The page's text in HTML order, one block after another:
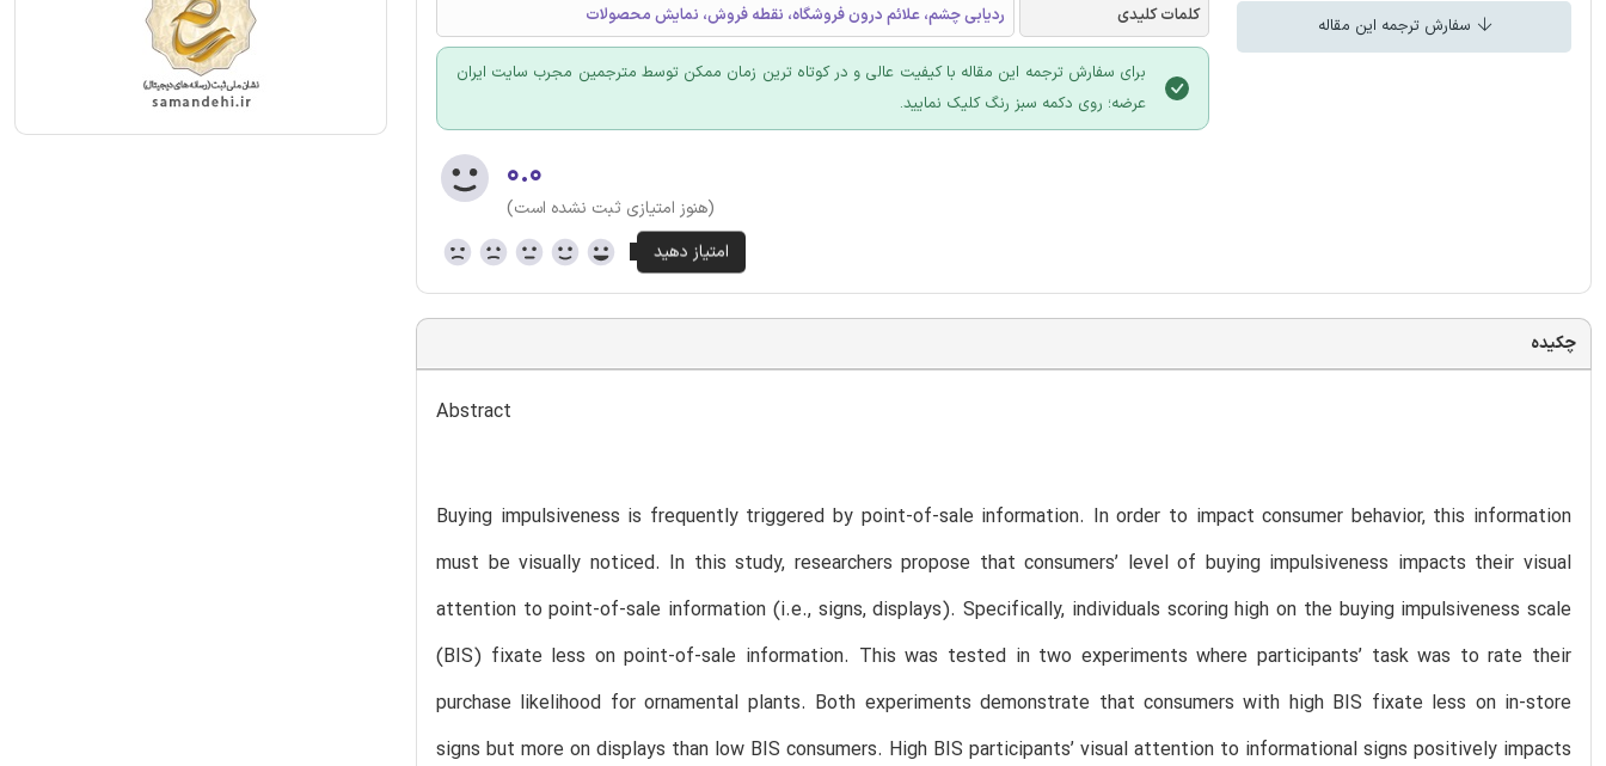
سفارش ترجمه این مقاله
کلمات کلیدی
ردیابی چشم، علائم درون فروشگاه، نقطه فروش، نمایش محصولات
برای سفارش ترجمه این مقاله با کیفیت عالی و در کوتاه ترین زمان ممکن توسط مترجمین مجرب سایت ایران
عرضه؛ روی دکمه سبز رنگ کلیک نمایید.
۰.۰
(هنوز امتیازی ثبت نشده است)
چکیده
Abstract
Buying impulsiveness is frequently triggered by point-of-sale information. In order to impact consumer behavior, this information
must be visually noticed. In this study, researchers propose that consumers’ level of buying impulsiveness impacts their visual
attention to point-of-sale information (i.e., signs, displays). Specifically, individuals scoring high on the buying impulsiveness scale
(BIS) fixate less on point-of-sale information. This was tested in two experiments where participants’ task was to rate their
purchase likelihood for ornamental plants. Both experiments demonstrate that consumers with high BIS fixate less on in-store
signs but more on displays than low BIS consumers. High BIS participants’ visual attention to informational signs positively impacts